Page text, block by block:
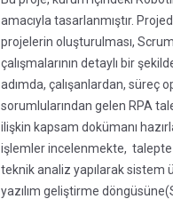
amacıyla tasarlanmıştır.
projelerin oluşturulması,
çalışmalarının detaylı bir
adımda, çalışanlardan, süreç
sorumlularından gelen RPA
ilişkin kapsam dokümanı
işlemler incelenmekte, talepte
teknik analiz yapılarak
yazılım geliştirme